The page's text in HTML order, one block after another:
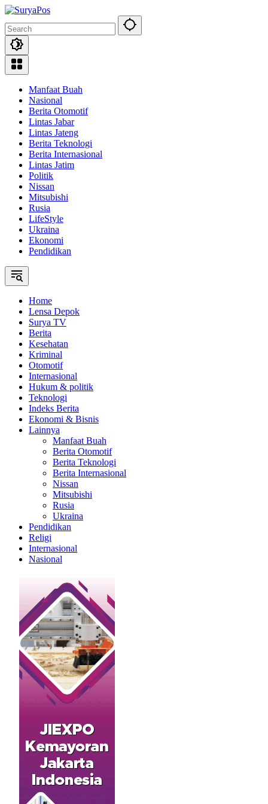
Skip
content
Manfaat Buah
Nasional
Berita Otomotif
Lintas Jabar
Lintas Jateng
Berita Teknologi
Berita Internasional
Lintas Jatim
Politik
Nissan
Mitsubishi
Rusia
LifeStyle
Ukraina
Ekonomi
Pendidikan
Home
Lensa Depok
Surya TV
Berita
Kesehatan
Kriminal
Otomotif
Internasional
Hukum & politik
Teknologi
Indeks Berita
Ekonomi & Bisnis
Lainnya
Manfaat Buah
Berita Otomotif
Berita Teknologi
Berita Internasional
Nissan
Mitsubishi
Rusia
Ukraina
Pendidikan
Religi
Internasional
Nasional